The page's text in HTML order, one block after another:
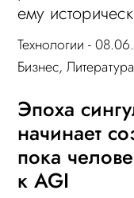
ему
Технологии -
Бизнес,Литература
Эпоха
начинает
пока
к AGI